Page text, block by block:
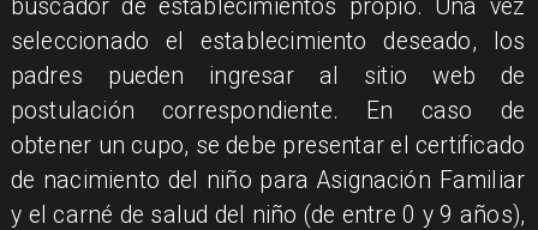
buscador de establecimientos propio. Una vez
seleccionado el establecimiento deseado, los
padres pueden ingresar al sitio web de
postulación correspondiente. En caso de
obtener un cupo, se debe presentar el certificado
de nacimiento del niño para Asignación Familiar
y el carné de salud del niño (de entre 0 y 9 años),